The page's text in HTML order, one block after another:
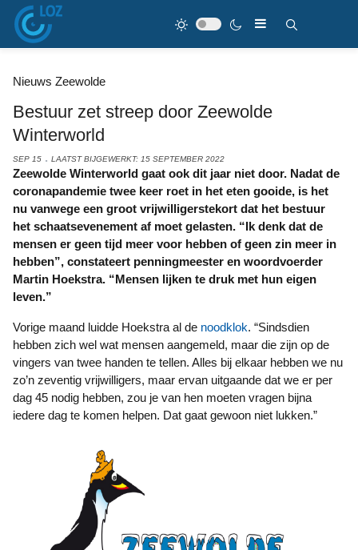
Nieuws Zeewolde
Bestuur zet streep door Zeewolde
Winterworld
SEP 15 LAATST BIJGEWERKT: 15 SEPTEMBER 2022
Zeewolde Winterworld gaat ook dit jaar niet door. Nadat de
coronapandemie twee keer roet in het eten gooide, is het
nu vanwege een groot vrijwilligerstekort dat het bestuur
het schaatsevenement af moet gelasten. “Ik denk dat de
mensen er geen tijd meer voor hebben of geen zin meer in
hebben”, constateert penningmeester en woordvoerder
Martin Hoekstra. “Mensen lijken te druk met hun eigen
leven.”
Vorige maand luidde Hoekstra al de noodklok. “Sindsdien
hebben zich wel wat mensen aangemeld, maar die zijn op de
vingers van twee handen te tellen. Alles bij elkaar hebben we nu
zo’n zeventig vrijwilligers, maar ervan uitgaande dat we er per
dag 45 nodig hebben, zou je van hen moeten vragen bijna
iedere dag te komen helpen. Dat gaat gewoon niet lukken.”